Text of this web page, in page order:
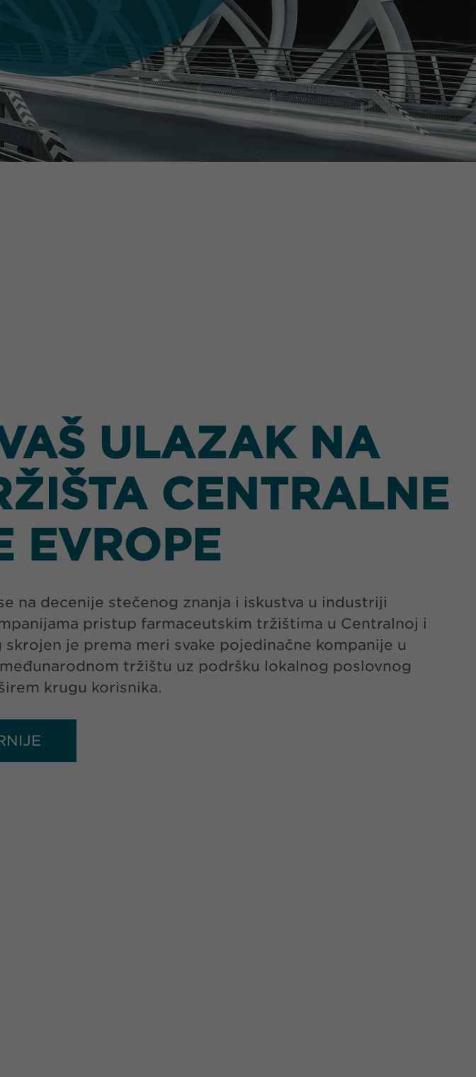
ULAZAK NA
CENTRALNE
EVROPE
na decenije stečenog znanja i iskustva u industriji
pristup farmaceutskim tržištima u Centralnoj i
je prema meri svake pojedinačne kompanije u
tržištu uz podršku lokalnog poslovnog
krugu korisnika.